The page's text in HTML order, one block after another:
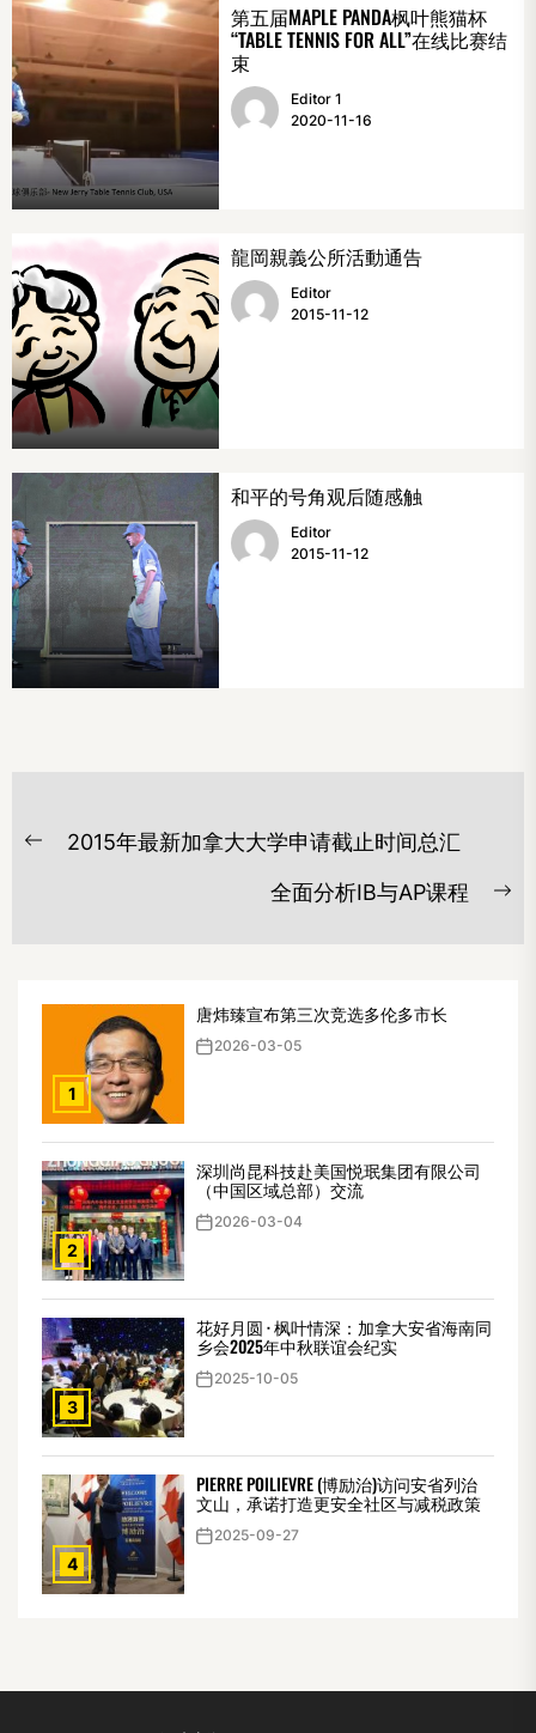
第五届MAPLE PANDA枫叶熊猫杯
“TABLE TENNIS FOR ALL”在线比赛结
束
Editor 1
2020-11-16
龍岡親義公所活動通告
Editor
2015-11-12
和平的号角观后随感触
Editor
2015-11-12
文
Previous
2015年最新加拿大大学申请截止时间总汇
全面分析IB与AP课程
1
唐炜臻宣布第三次竞选多伦多市长
2026-03-05
2
深圳尚昆科技赴美国悦珉集团有限公司
（中国区域总部）交流
2026-03-04
3
花好月圆 · 枫叶情深：加拿大安省海南同
乡会2025年中秋联谊会纪实
2025-10-05
4
PIERRE POILIEVRE (博励治)访问安省列治
文山，承诺打造更安全社区与减税政策
2025-09-27